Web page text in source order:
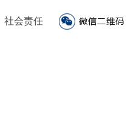
社会责任